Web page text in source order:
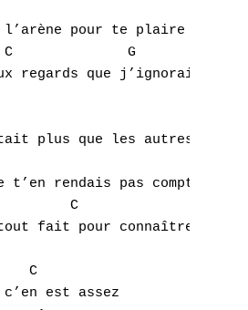
l’arène pour te plaire
G
regards que j’ignorais
plus que les autres
t’en rendais pas compte
C
fait pour connaître tes
C
c’en est assez